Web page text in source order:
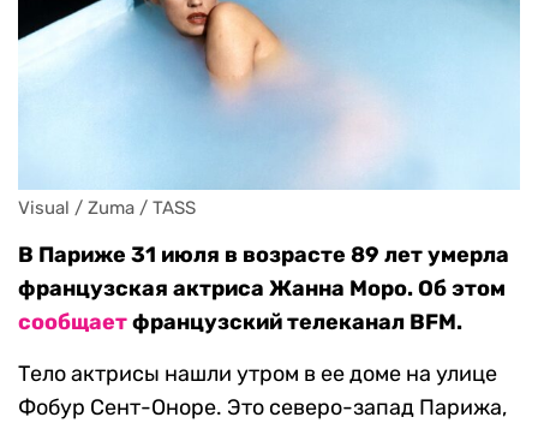
Visual / Zuma / TASS
В Париже 31 июля в возрасте 89 лет умерла
французская актриса Жанна Моро. Об этом
сообщаетфранцузский телеканал BFM.
Тело актрисы нашли утром в ее доме на улице
Фобур Сент-Оноре. Это северо-запад Парижа,